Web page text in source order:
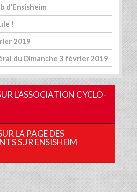
d’Ensisheim
!
2019
du Dimanche 3 février 2019
L'ASSOCIATION CYCLO-
LA PAGE DES
SUR ENSISHEIM